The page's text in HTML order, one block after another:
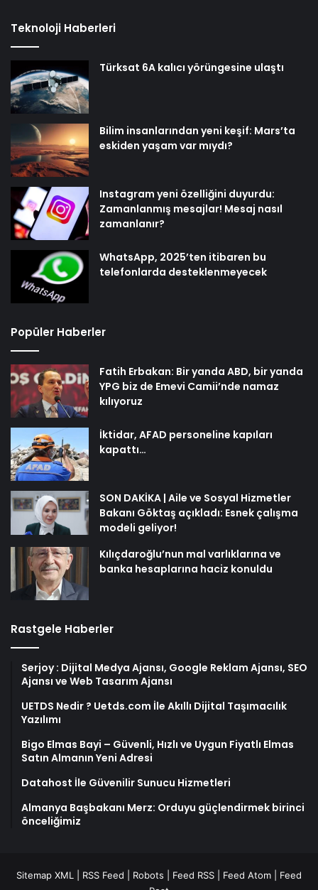
Teknoloji Haberleri
Türksat 6A kalıcı yörüngesine ulaştı
Bilim insanlarından yeni keşif: Mars’ta
eskiden yaşam var mıydı?
Instagram yeni özelliğini duyurdu:
Zamanlanmış mesajlar! Mesaj nasıl
zamanlanır?
WhatsApp, 2025’ten itibaren bu
telefonlarda desteklenmeyecek
Popüler Haberler
Fatih Erbakan: Bir yanda ABD, bir yanda
YPG biz de Emevi Camii’nde namaz
kılıyoruz
İktidar, AFAD personeline kapıları
kapattı…
SON DAKİKA | Aile ve Sosyal Hizmetler
Bakanı Göktaş açıkladı: Esnek çalışma
modeli geliyor!
Kılıçdaroğlu’nun mal varlıklarına ve
banka hesaplarına haciz konuldu
Rastgele Haberler
Serjoy : Dijital Medya Ajansı, Google Reklam Ajansı, SEO
Ajansı ve Web Tasarım Ajansı
UETDS Nedir ? Uetds.com İle Akıllı Dijital Taşımacılık
Yazılımı
Bigo Elmas Bayi – Güvenli, Hızlı ve Uygun Fiyatlı Elmas
Satın Almanın Yeni Adresi
Datahost İle Güvenilir Sunucu Hizmetleri
Almanya Başbakanı Merz: Orduyu güçlendirmek birinci
önceliğimiz
Sitemap XML RSS Feed Robots Feed RSS Feed Atom
Feed